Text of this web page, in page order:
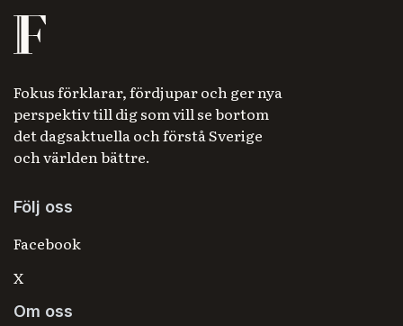
Fokus förklarar, fördjupar och ger nya
perspektiv till dig som vill se bortom
det dagsaktuella och förstå Sverige
och världen bättre.
Följ oss
Facebook
X
Om oss